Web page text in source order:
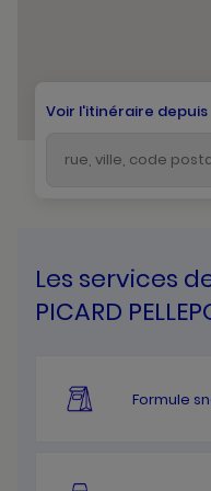
Voir l'itinéraire depuis
Les services
PICARD
Formule